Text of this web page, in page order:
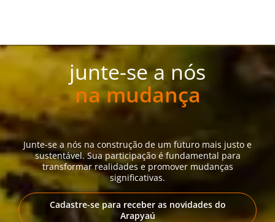
junte-se a nós
na mudança
Junte-se a nós na construção de um futuro mais justo e
sustentável. Sua participação é fundamental para
transformar realidades e promover mudanças
significativas.
Cadastre-se para receber as novidades do
Arapyaú